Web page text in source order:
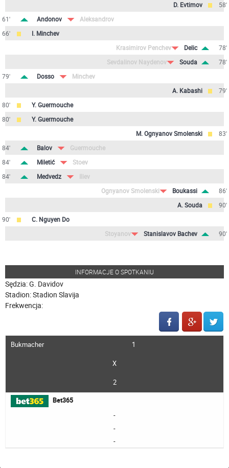
58'
D. Evtimov
Aleksandrov
Andonov
61'
I. Minchev
66'
78'
Delic
Krasimirov Penchev
78'
Souda
Sevdalinov Naydenov
Minchev
Dosso
79'
79'
A. Kabashi
Y. Guermouche
80'
Y. Guermouche
80'
83'
M. Ognyanov Smolenski
Guermouche
Balov
84'
Stoev
Miletić
84'
Iliev
Medvedz
84'
86'
Boukassi
Ognyanov Smolenski
90'
A. Souda
C. Nguyen Do
90'
90'
Stanislavov Bachev
Stoyanov
INFORMACJE O SPOTKANIU
Sędzia: G. Davidov
Stadion: Stadion Slavija
Frekwencja:
Bukmacher 1
X
2
Bet365
-
-
-